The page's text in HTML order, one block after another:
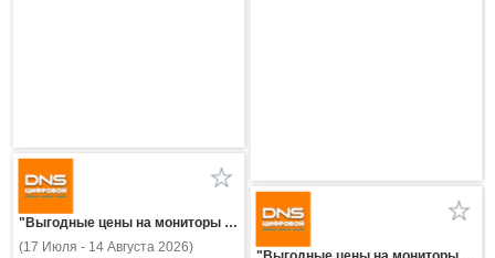
"Выгодные цены на мониторы MSI!"
(17 Июля - 14 Августа 2026)